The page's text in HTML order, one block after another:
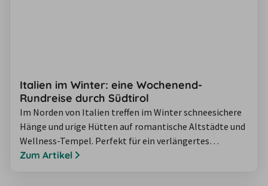
Italien im Winter: eine Wochenend-
Rundreise durch Südtirol
Im Norden von Italien treffen im Winter schneesichere
Hänge und urige Hütten auf romantische Altstädte und
Wellness-Tempel. Perfekt für ein verlängertes
Wintertraum-Wochenende mit dem Mietwagen! Wir
Zum Artikel